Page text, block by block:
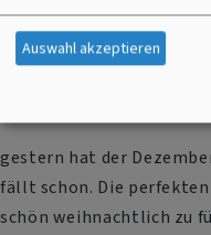
gestern hat der
fällt schon. Die
schön weihnachtlich zu
Auswahl akzeptieren